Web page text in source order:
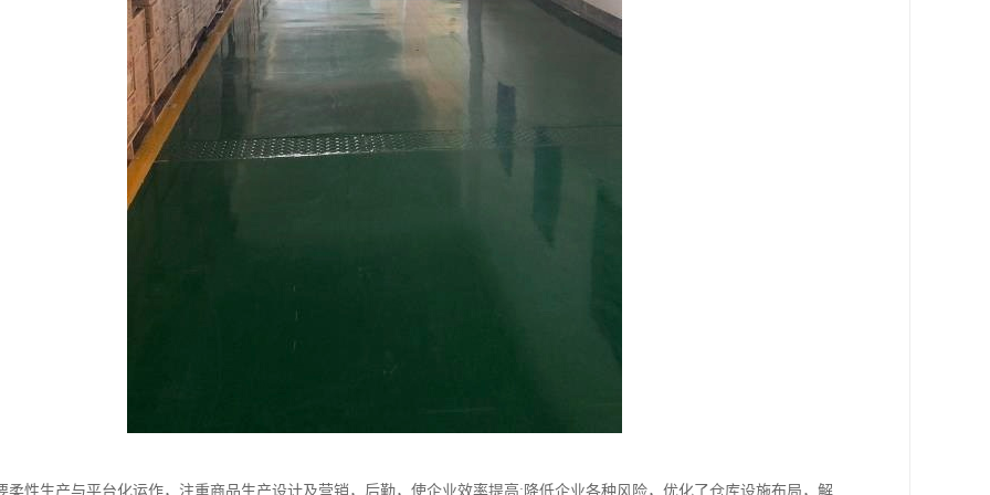
柔性生产与平台化运作，注重商品生产设计及营销，后勤，使企业效率提高;降低企业各种风险，优化了仓库设施布局，解